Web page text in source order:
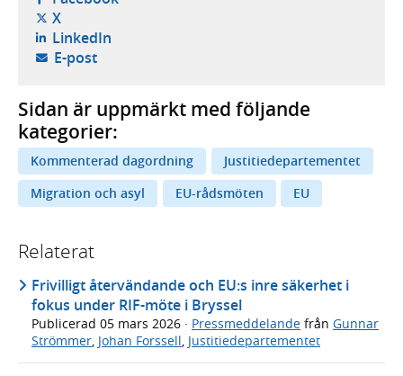
X- öppnas i ny flik, extern webbplats,
LinkedIn- öppnas i ny flik, extern webbplats,
E-post- öppnar din e-postklient,
Sidan är uppmärkt med följande
kategorier:
Kommenterad dagordning
Justitiedepartementet
Migration och asyl
EU-rådsmöten EU
Relaterat
Frivilligt återvändande och EU:s inre säkerhet i
fokus under RIF-möte i Bryssel
Publicerad 05 mars 2026 · Pressmeddelande från Gunnar
Strömmer, Johan Forssell, Justitiedepartementet